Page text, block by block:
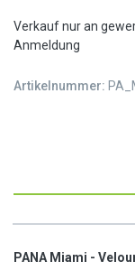
Verkauf nur an
Anmeldung
Artikelnummer:
PANA Miami -